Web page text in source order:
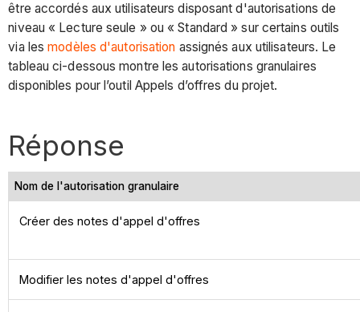
être accordés aux utilisateurs disposant d'autorisations de
niveau « Lecture seule » ou « Standard » sur certains outils
via lesmodèles d'autorisation assignés aux utilisateurs. Le
tableau ci-dessous montre les autorisations granulaires
disponibles pour l’outil Appels d’offres du projet.
Réponse
Nom de l'autorisation granulaire
Créer des notes d'appel d'offres
Modifier les notes d'appel d'offres